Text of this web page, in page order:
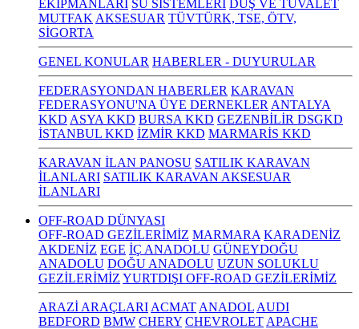
EKİPMANLARI SU SİSTEMLERİ DUŞ VE TUVALET
MUTFAK AKSESUAR TÜVTÜRK, TSE, ÖTV,
SİGORTA
GENEL KONULAR HABERLER - DUYURULAR
FEDERASYONDAN HABERLER KARAVAN
FEDERASYONU'NA ÜYE DERNEKLER ANTALYA
KKD ASYA KKD BURSA KKD GEZENBİLİR DSGKD
İSTANBUL KKD İZMİR KKD MARMARİS KKD
KARAVAN İLAN PANOSU SATILIK KARAVAN
İLANLARI SATILIK KARAVAN AKSESUAR
İLANLARI
OFF-ROAD DÜNYASI
OFF-ROAD GEZİLERİMİZ MARMARA KARADENİZ
AKDENİZ EGE İÇ ANADOLU GÜNEYDOĞU
ANADOLU DOĞU ANADOLU UZUN SOLUKLU
GEZİLERİMİZ YURTDIŞI OFF-ROAD GEZİLERİMİZ
ARAZİ ARAÇLARI ACMAT ANADOL AUDI
BEDFORD BMW CHERY CHEVROLET APACHE